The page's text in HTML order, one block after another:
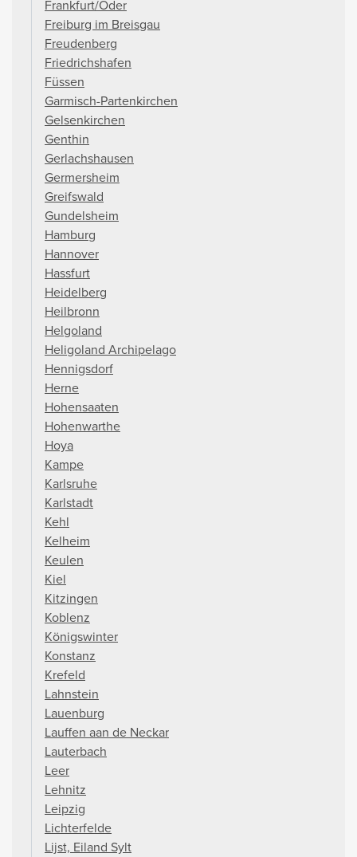
Frankfurt/Oder
Freiburg im Breisgau
Freudenberg
Friedrichshafen
Füssen
Garmisch-Partenkirchen
Gelsenkirchen
Genthin
Gerlachshausen
Germersheim
Greifswald
Gundelsheim
Hamburg
Hannover
Hassfurt
Heidelberg
Heilbronn
Helgoland
Heligoland Archipelago
Hennigsdorf
Herne
Hohensaaten
Hohenwarthe
Hoya
Kampe
Karlsruhe
Karlstadt
Kehl
Kelheim
Keulen
Kiel
Kitzingen
Koblenz
Königswinter
Konstanz
Krefeld
Lahnstein
Lauenburg
Lauffen aan de Neckar
Lauterbach
Leer
Lehnitz
Leipzig
Lichterfelde
Lijst, Eiland Sylt